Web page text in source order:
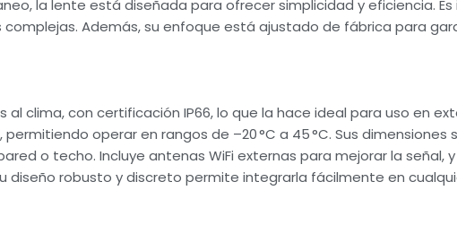
la lente está diseñada para ofrecer simplicidad y eficiencia. Es
Además, su enfoque está ajustado de fábrica para
clima, con certificación IP66, lo que la hace ideal para uso en
operar en rangos de –20 °C a 45 °C. Sus dimensiones
o techo. Incluye antenas WiFi externas para mejorar la señal,
diseño robusto y discreto permite integrarla fácilmente en